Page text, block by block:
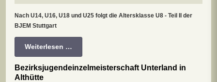
Nach U14, U16, U18 und U25 folgt die Altersklasse U8 - Teil II der
BJEM Stuttgart
Weiterlesen …
Bezirksjugendeinzelmeisterschaft Unterland in
Althütte